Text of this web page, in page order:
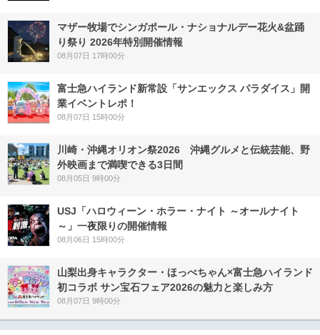
マザー牧場でシンガポール・ナショナルデー花火&盆踊
り祭り 2026年特別開催情報
08月07日 17時00分
富士急ハイランド新常設「サンエックス パラダイス」開
業イベントレポ！
08月07日 15時00分
川崎・沖縄オリオン祭2026 沖縄グルメと伝統芸能、野
外映画まで満喫できる3日間
08月05日 9時00分
USJ「ハロウィーン・ホラー・ナイト ～オールナイト
～」一夜限りの開催情報
08月06日 15時00分
山梨出身キャラクター・ほっぺちゃん×富士急ハイランド
初コラボ サン宝石フェア2026の魅力と楽しみ方
08月07日 9時00分